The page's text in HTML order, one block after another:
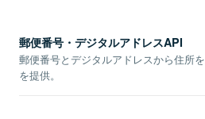
郵便番号・デジタルアドレスAPI
郵便番号とデジタルアドレスから住所
を提供。